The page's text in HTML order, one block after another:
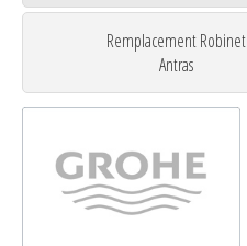
Remplacement Robinet
Antras